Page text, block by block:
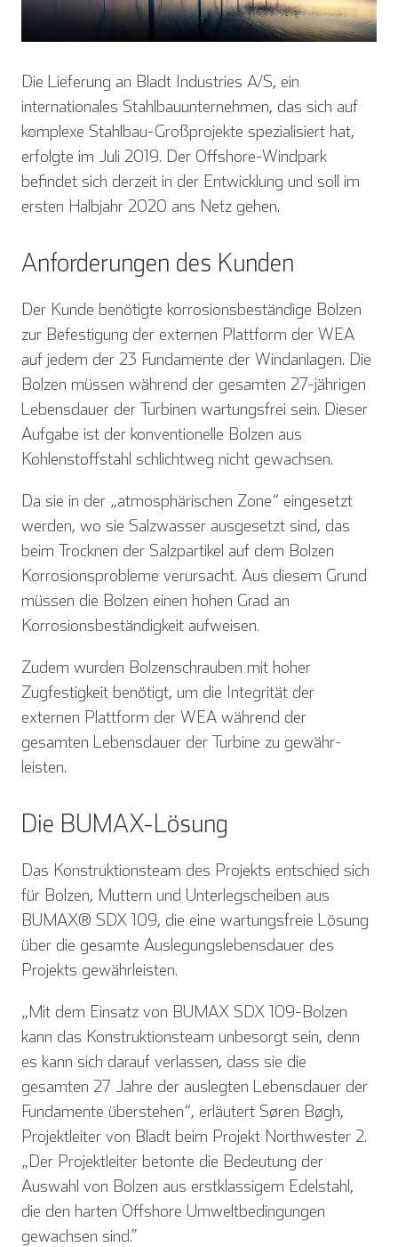
Die Lieferung an Bladt Industries A/S, ein
internationales Stahlbauunternehmen, das sich auf
komplexe Stahlbau-Großprojekte spezialisiert hat,
erfolgte im Juli 2019. Der Offshore-Windpark
befindet sich derzeit in der Entwicklung und soll im
ersten Halbjahr 2020 ans Netz gehen.
Anforderungen des Kunden
Der Kunde benötigte korrosionsbeständige Bolzen
zur Befestigung der externen Plattform der WEA
auf jedem der 23 Fundamente der Windanlagen. Die
Bolzen müssen während der gesamten 27-jährigen
Lebensdauer der Turbinen wartungsfrei sein. Dieser
Aufgabe ist der konventionelle Bolzen aus
Kohlenstoffstahl schlichtweg nicht gewachsen.
Da sie in der „atmosphärischen Zone“ eingesetzt
werden, wo sie Salzwasser ausgesetzt sind, das
beim Trocknen der Salzpartikel auf dem Bolzen
Korrosionsprobleme verursacht. Aus diesem Grund
müssen die Bolzen einen hohen Grad an
Korrosionsbeständigkeit aufweisen.
Zudem wurden Bolzenschrauben mit hoher
Zugfestigkeit benötigt, um die Integrität der
externen Plattform der WEA während der
gesamten Lebensdauer der Turbine zu gewähr­
leisten.
Die BUMAX-Lösung
Das Konstruktionsteam des Projekts entschied sich
für Bolzen, Muttern und Unterlegscheiben aus
BUMAX® SDX 109, die eine wartungsfreie Lösung
über die gesamte Auslegungslebensdauer des
Projekts gewährleisten.
„Mit dem Einsatz von BUMAX SDX 109-Bolzen
kann das Konstruktionsteam unbe­sorgt sein, denn
es kann sich darauf verlassen, dass sie die
gesamten 27 Jahre der auslegten Lebensdauer der
Fundamente überstehen“, erläutert Søren Bøgh,
Projektleiter von Bladt beim Projekt Northwester 2.
„Der Projektleiter betonte die Bedeutung der
Auswahl von Bolzen aus erstklassigem Edelstahl,
die den harten Offshore Umweltbedingungen
gewachsen sind.”